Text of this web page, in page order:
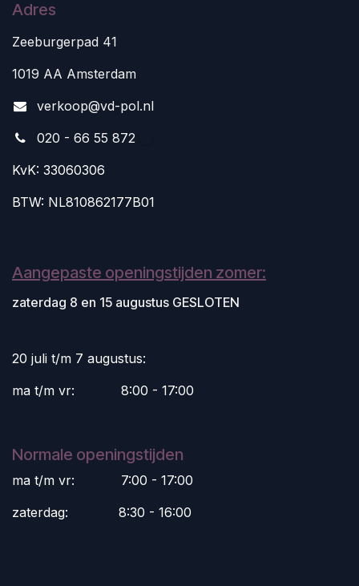
Adres
Zeeburgerpad 41
1019 AA Amsterdam
verkoop@vd-pol.nl
020 - 66 55 872
KvK: 33060306
BTW: NL810862177B01
Aangepaste openingstijden zomer:
zaterdag 8 en 15 augustus GESLOTEN
20 juli t/m 7 augustus:
ma t/m vr:
​8:00 - 17:00
Normale openingstijden
ma t/m vr:
​7:00 - 17:00
zaterdag:
​8:30 - 16:00